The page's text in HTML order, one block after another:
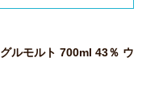
ルモルト 700ml 43％ ウ